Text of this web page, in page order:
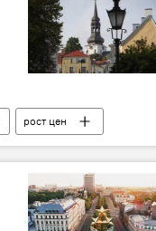
рост цен